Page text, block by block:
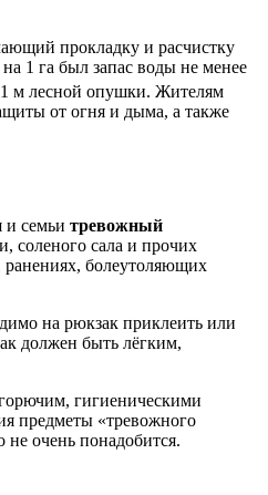
прокладку и расчистку
1 га был запас воды не менее
1 м лесной опушки. Жителям
от огня и дыма, а также
и семьи тревожный
соленого сала и прочих
болеутоляющих
на рюкзак приклеить или
должен быть лёгким,
гигиеническими
предметы «тревожного
не очень понадобится.